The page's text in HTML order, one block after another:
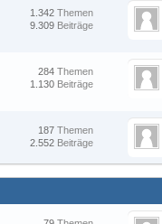
Themen
1.342
Beiträge
9.309
Themen
284
Beiträge
1.130
Themen
187
Beiträge
2.552